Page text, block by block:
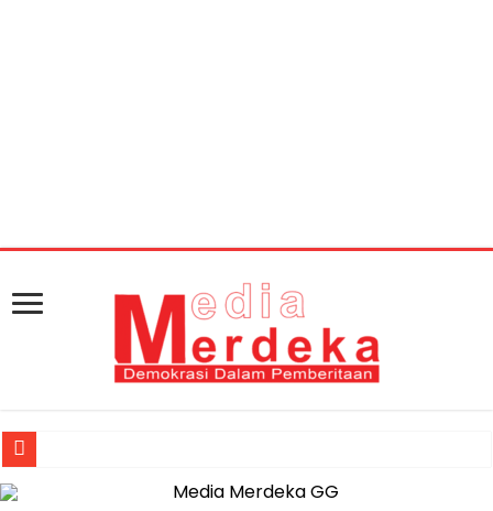
Muhammad Awaluddin: Ekosistem Terintegrasi Kunci Jasa Raharja